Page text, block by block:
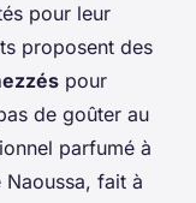
pour leur
proposent des
pour
de goûter au
parfumé à
Naoussa, fait à